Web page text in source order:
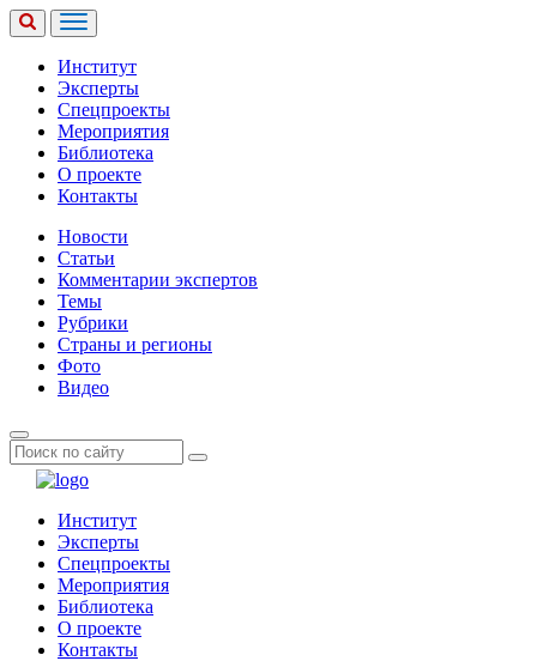
Институт
Эксперты
Спецпроекты
Мероприятия
Библиотека
О проекте
Контакты
Новости
Статьи
Комментарии экспертов
Темы
Рубрики
Страны и регионы
Фото
Видео
Институт
Эксперты
Спецпроекты
Мероприятия
Библиотека
О проекте
Контакты